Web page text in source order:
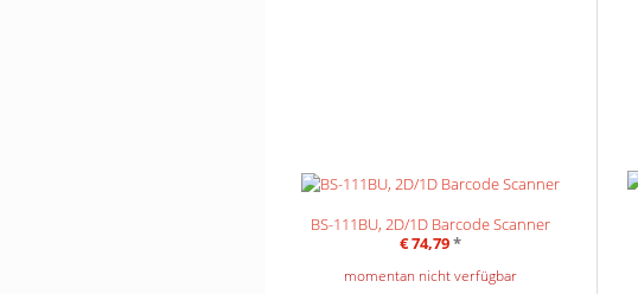
BS-111BU, 2D/1D Barcode Scanner
€ 74,79*
momentan nicht verfügbar